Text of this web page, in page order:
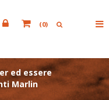
(0)
ed essere
Marlin